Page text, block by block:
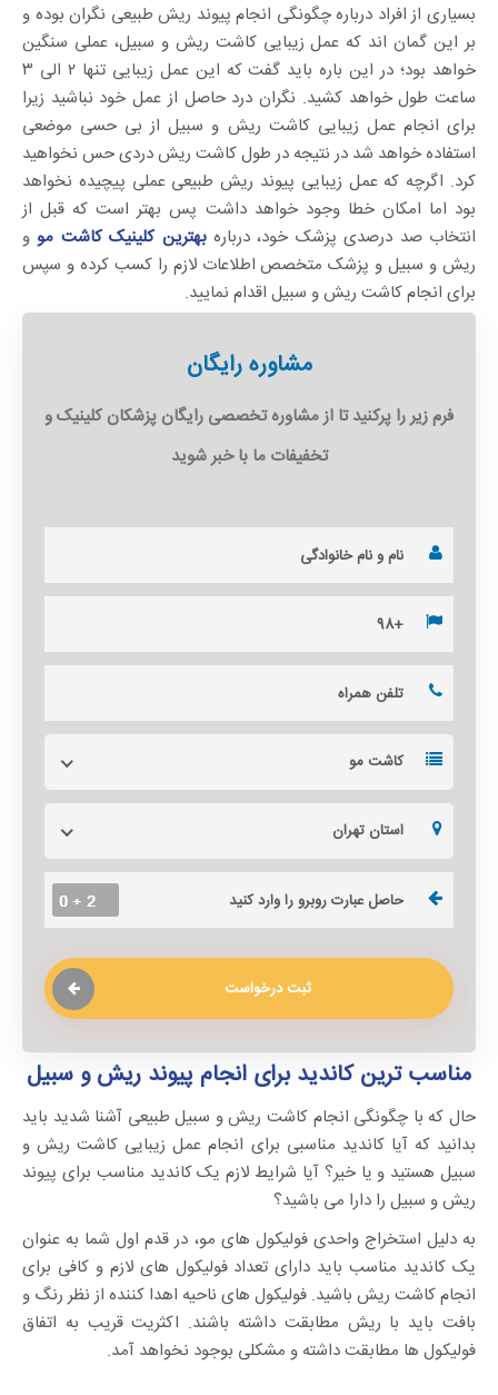
بسیاری از افراد درباره چگونگی انجام پیوند ریش طبیعی نگران بوده و
بر این گمان اند که عمل زیبایی کاشت ریش و سبیل، عملی سنگین
خواهد بود؛ در این باره باید گفت که این عمل زیبایی تنها ۲ الی ۳
ساعت طول خواهد کشید. نگران درد حاصل از عمل خود نباشید زیرا
برای انجام عمل زیبایی کاشت ریش و سبیل از بی حسی موضعی
استفاده خواهد شد در نتیجه در طول کاشت ریش دردی حس نخواهید
کرد. اگرچه که عمل زیبایی پیوند ریش طبیعی عملی پیچیده نخواهد
بود اما امکان خطا وجود خواهد داشت پس بهتر است که قبل از
انتخاب صد درصدی پزشک خود، دربارهبهترین کلینیک کاشت موو
ریش و سبیل و پزشک متخصص اطلاعات لازم را کسب کرده و سپس
برای انجام کاشت ریش و سبیل اقدام نمایید.
مشاوره رایگان
فرم زیر را پرکنید تا از مشاوره تخصصی رایگان پزشکان کلینیک و
تخفیفات ما با خبر شوید
کاشت مو
استان تهران
ثبت درخواست
مناسب ترین کاندید برای انجام پیوند ریش و سبیل
حال که با چگونگی انجام کاشت ریش و سبیل طبیعی آشنا شدید باید
بدانید که آیا کاندید مناسبی برای انجام عمل زیبایی کاشت ریش و
سبیل هستید و یا خیر؟ آیا شرایط لازم یک کاندید مناسب برای پیوند
ریش و سبیل را دارا می باشید؟
به دلیل استخراج واحدی فولیکول های مو، در قدم اول شما به عنوان
یک کاندید مناسب باید دارای تعداد فولیکول های لازم و کافی برای
انجام کاشت ریش باشید. فولیکول های ناحیه اهدا کننده از نظر رنگ و
بافت باید با ریش مطابقت داشته باشند. اکثریت قریب به اتفاق
فولیکول ها مطابقت داشته و مشکلی بوجود نخواهد آمد.